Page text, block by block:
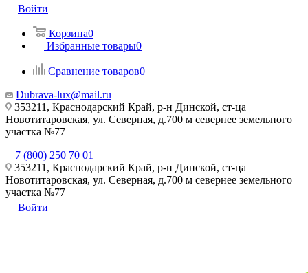
Войти
Корзина0
Избранные товары0
Сравнение товаров0
Dubrava-lux@mail.ru
353211, Краснодарский Край, р-н Динской, ст-ца
Новотитаровская, ул. Северная, д.700 м севернее земельного
участка №77
+7 (800) 250 70 01
353211, Краснодарский Край, р-н Динской, ст-ца
Новотитаровская, ул. Северная, д.700 м севернее земельного
участка №77
Войти